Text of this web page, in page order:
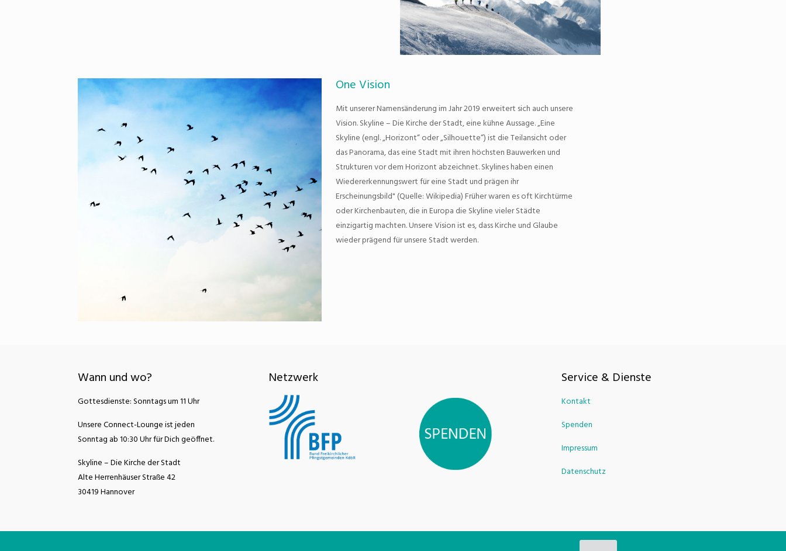
One Vision
Mit unserer Namensänderung im Jahr 2019 erweitert sich auch unsere
Vision. Skyline – Die Kirche der Stadt, eine kühne Aussage. „Eine
Skyline (engl. „Horizont“ oder „Silhouette“) ist die Teilansicht oder
das Panorama, das eine Stadt mit ihren höchsten Bauwerken und
Strukturen vor dem Horizont abzeichnet. Skylines haben einen
Wiedererkennungswert für eine Stadt und prägen ihr
Erscheinungsbild" (Quelle: Wikipedia) Früher waren es oft Kirchtürme
oder Kirchenbauten, die in Europa die Skyline vieler Städte
einzigartig machten. Unsere Vision ist es, dass Kirche und Glaube
wieder prägend für unsere Stadt werden.
Wann und wo?
Gottesdienste: Sonntags um 11 Uhr
Unsere Connect-Lounge ist jeden
Sonntag ab 10:30 Uhr für Dich geöffnet.
Skyline – Die Kirche der Stadt
Alte Herrenhäuser Straße 42
30419 Hannover
Netzwerk Service & Dienste
Kontakt
Spenden
Impressum
Datenschutz